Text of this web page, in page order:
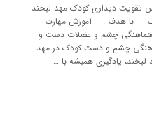
تقویت دیداری کودک مهد لبخند
با هدف : آموزش مهارت
چشم و عضلات دست و
چشم و دست کودک در مهد
یادگیری همیشه با …